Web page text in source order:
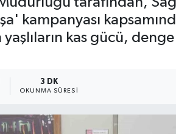
kampanyası
kas gücü,
3 DK
OKUNMA SÜRESI